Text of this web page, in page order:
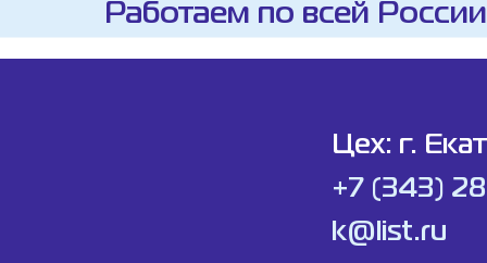
Работаем по всей
Цех: г.
+7 (343)
k@list.ru